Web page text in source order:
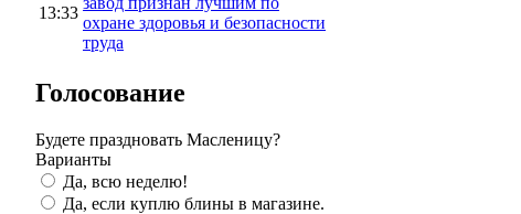
13:33
охране здоровья и безопасности
труда
Голосование
Будете праздновать Масленицу?
Варианты
Да, всю неделю!
Да, если куплю блины в магазине.